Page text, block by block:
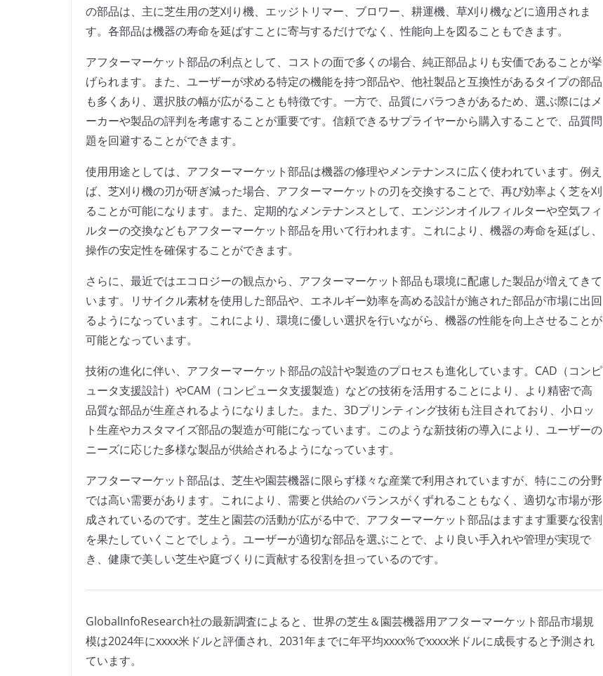
の部品は、主に芝生用の芝刈り機、エッジトリマー、ブロワー、耕運機、草刈り機などに適用されま
す。各部品は機器の寿命を延ばすことに寄与するだけでなく、性能向上を図ることもできます。
アフターマーケット部品の利点として、コストの面で多くの場合、純正部品よりも安価であることが挙
げられます。また、ユーザーが求める特定の機能を持つ部品や、他社製品と互換性があるタイプの部品
も多くあり、選択肢の幅が広がることも特徴です。一方で、品質にバラつきがあるため、選ぶ際にはメ
ーカーや製品の評判を考慮することが重要です。信頼できるサプライヤーから購入することで、品質問
題を回避することができます。
使用用途としては、アフターマーケット部品は機器の修理やメンテナンスに広く使われています。例え
ば、芝刈り機の刃が研ぎ減った場合、アフターマーケットの刃を交換することで、再び効率よく芝を刈
ることが可能になります。また、定期的なメンテナンスとして、エンジンオイルフィルターや空気フィ
ルターの交換などもアフターマーケット部品を用いて行われます。これにより、機器の寿命を延ばし、
操作の安定性を確保することができます。
さらに、最近ではエコロジーの観点から、アフターマーケット部品も環境に配慮した製品が増えてきて
います。リサイクル素材を使用した部品や、エネルギー効率を高める設計が施された部品が市場に出回
るようになっています。これにより、環境に優しい選択を行いながら、機器の性能を向上させることが
可能となっています。
技術の進化に伴い、アフターマーケット部品の設計や製造のプロセスも進化しています。CAD（コンピ
ュータ支援設計）やCAM（コンピュータ支援製造）などの技術を活用することにより、より精密で高
品質な部品が生産されるようになりました。また、3Dプリンティング技術も注目されており、小ロッ
ト生産やカスタマイズ部品の製造が可能になっています。このような新技術の導入により、ユーザーの
ニーズに応じた多様な製品が供給されるようになっています。
アフターマーケット部品は、芝生や園芸機器に限らず様々な産業で利用されていますが、特にこの分野
では高い需要があります。これにより、需要と供給のバランスがくずれることもなく、適切な市場が形
成されているのです。芝生と園芸の活動が広がる中で、アフターマーケット部品はますます重要な役割
を果たしていくことでしょう。ユーザーが適切な部品を選ぶことで、より良い手入れや管理が実現で
き、健康で美しい芝生や庭づくりに貢献する役割を担っているのです。
GlobalInfoResearch社の最新調査によると、世界の芝生＆園芸機器用アフターマーケット部品市場規
模は2024年にxxxx米ドルと評価され、2031年までに年平均xxxx%でxxxx米ドルに成長すると予測され
ています。